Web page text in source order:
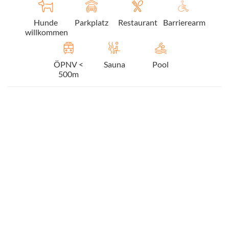
Hunde
willkommen
Parkplatz Restaurant Barrierearm
ÖPNV <
500m
Sauna Pool